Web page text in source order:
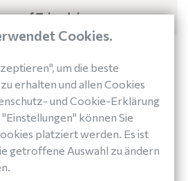
auf Tripadvisor
in Paal 8
Cookies.
um die beste
erhalten und allen Cookies
und Cookie-Erklärung
können Sie
platziert werden. Es ist
getroffene Auswahl zu ändern